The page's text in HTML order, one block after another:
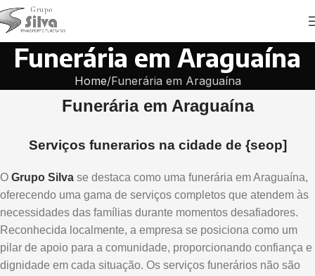
Funerária em Araguaína
Home Funerária em Araguaína
Funerária em Araguaína
Serviços funerarios na cidade de {seop]
O Grupo Silva se destaca como uma funerária em Araguaína,
oferecendo uma gama de serviços completos que atendem às
necessidades das famílias durante momentos desafiadores.
Reconhecida localmente, a empresa se posiciona como um
pilar de apoio para a comunidade, proporcionando confiança e
dignidade em cada situação. Os serviços funerários não são